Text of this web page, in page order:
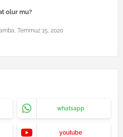
olur mu?
Temmuz 15, 2020
whatsapp
youtube